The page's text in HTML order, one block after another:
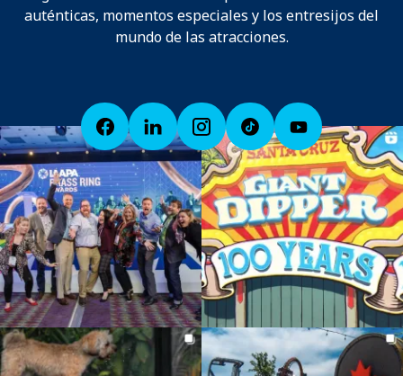
auténticas, momentos especiales y los entresijos del
mundo de las atracciones.